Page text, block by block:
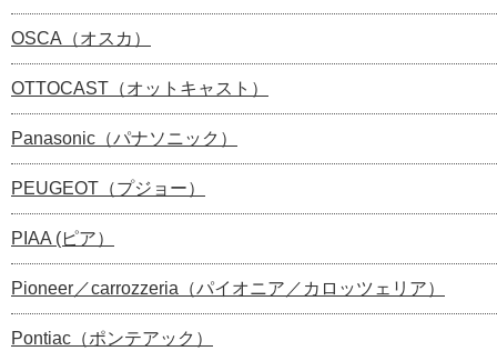
OSCA（オスカ）
OTTOCAST（オットキャスト）
Panasonic（パナソニック）
PEUGEOT（プジョー）
PIAA (ピア）
Pioneer／carrozzeria（パイオニア／カロッツェリア）
Pontiac（ポンテアック）